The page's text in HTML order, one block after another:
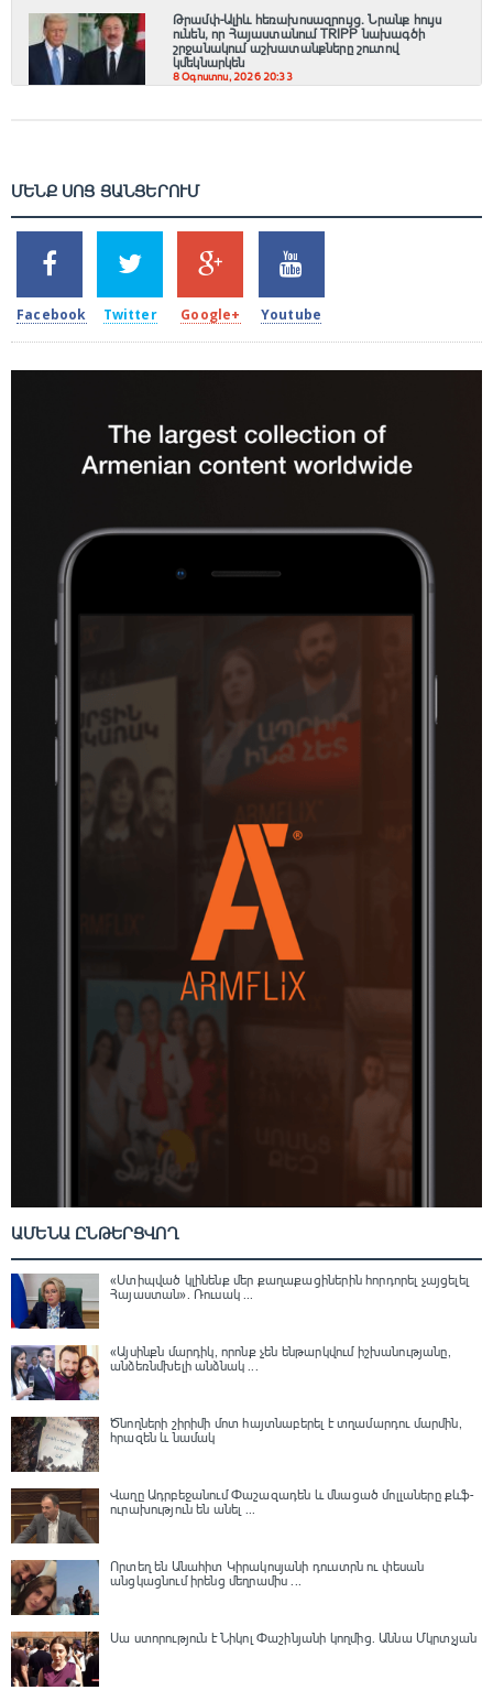
Թրամփ-Ալիև հեռախոսազրույց. Նրանք հույս
ունեն, որ Հայաստանում TRIPP նախագծի
շրջանակում աշխատանքները շուտով
կմեկնարկեն
8 Օգոստոս, 2026 20:33
ՄԵՆՔ ՍՈՑ ՑԱՆՑԵՐՈՒՄ
2k
SHARES
Facebook
1.5k
TWEETS
Twitter
203
SHARES
Google+
620
SHARES
Youtube
ԱՄԵՆԱ ԸՆԹԵՐՑՎՈՂ
«Ստիպված կլինենք մեր քաղաքացիներին հորդորել չայցելել
Հայաստան»․ Ռուսակ ...
«Այսինքն մարդիկ, որոնք չեն ենթարկվում իշխանությանը,
անձեռնմխելի անձնակ ...
Ծնողների շիրիմի մոտ հայտնաբերել է տղամարդու մարմին,
հրազեն և նամակ
Վաղը Ադրբեջանում Փաշազադեն և մնացած մոլլաները քևֆ-
ուրախություն են անել ...
Որտեղ են Անահիտ Կիրակոսյանի դուստրն ու փեսան
անցկացնում իրենց մեղրամիս ...
Սա ստորություն է Նիկոլ Փաշինյանի կողմից․ Աննա Մկրտչյան